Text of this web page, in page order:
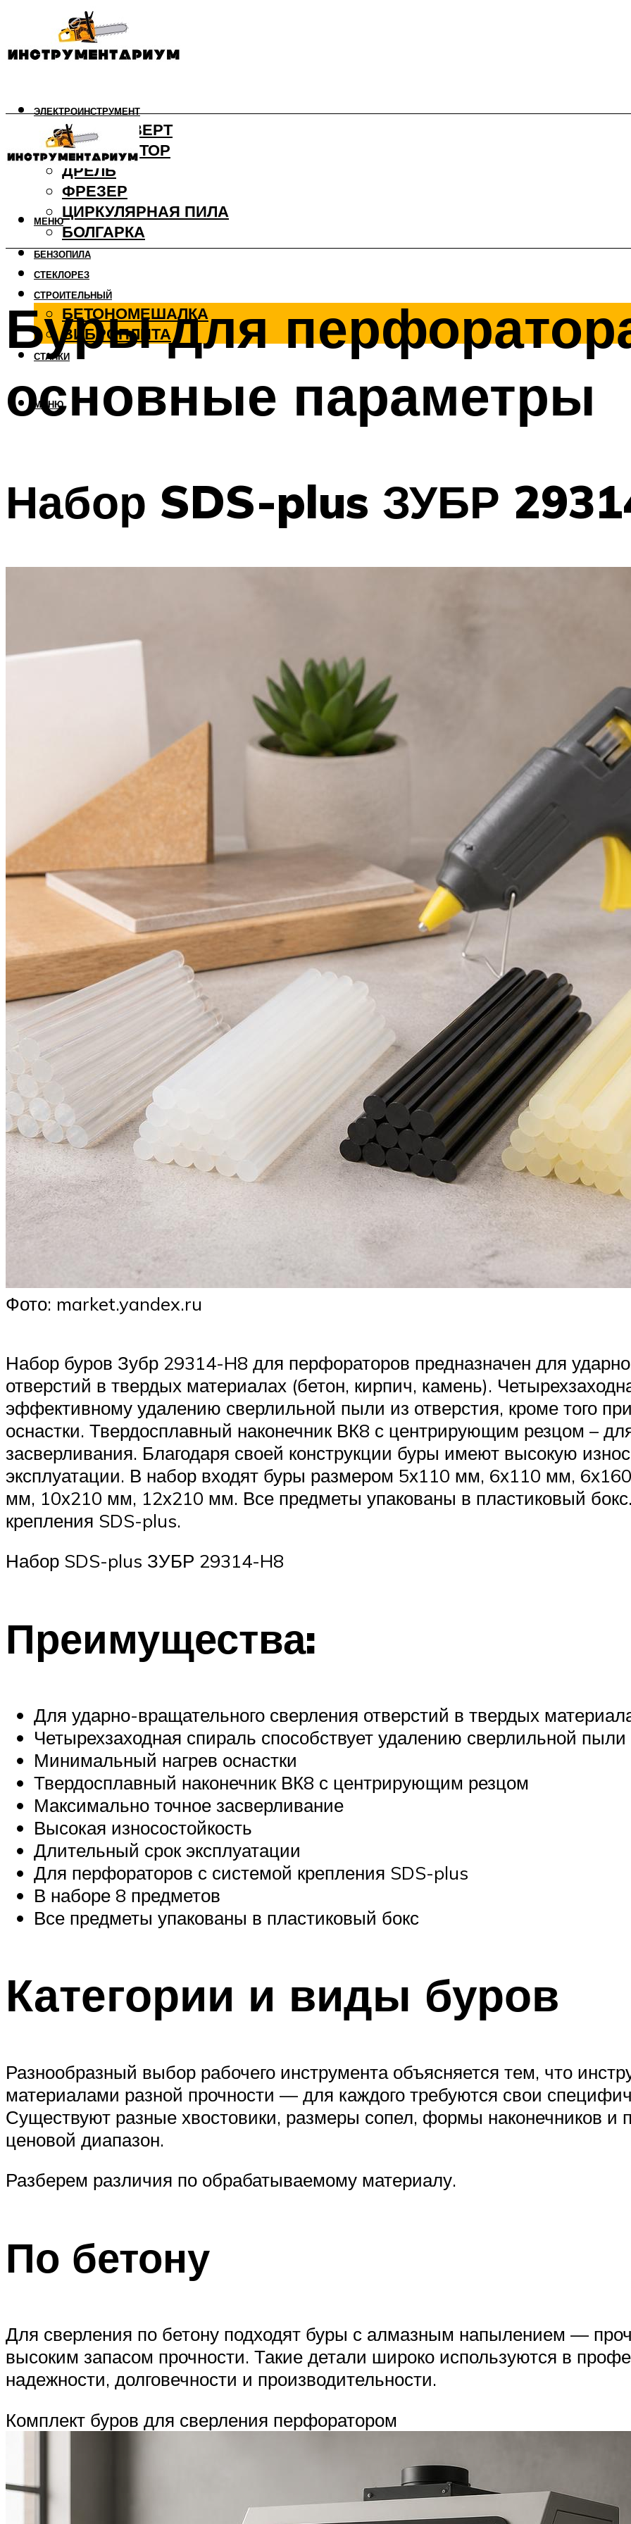
ЭЛЕКТРОИНСТРУМЕНТ
ШУРУПОВЕРТ
ПЕРФОРАТОР
ДРЕЛЬ
ФРЕЗЕР
ЦИРКУЛЯРНАЯ ПИЛА
БОЛГАРКА
БЕНЗОПИЛА
СТЕКЛОРЕЗ
СТРОИТЕЛЬНЫЙ
БЕТОНОМЕШАЛКА
ВИБРОПЛИТА
СТАНКИ
МЕНЮ
МЕНЮ
Буры для
основные параметры
Набор SDS-plus ЗУБР
Фото: market.yandex.ru
Набор буров Зубр 29314-H8 для перфораторов предназначен для
отверстий в твердых материалах (бетон, кирпич, камень).
эффективному удалению сверлильной пыли из отверстия, кроме того
оснастки. Твердосплавный наконечник ВК8 с центрирующим резцом –
засверливания. Благодаря своей конструкции буры имеют высокую
эксплуатации. В набор входят буры размером 5х110 мм, 6х110 мм,
мм, 10х210 мм, 12х210 мм. Все предметы упакованы в пластиковый
крепления SDS-plus.
Набор SDS-plus ЗУБР 29314-H8
Преимущества:
Для ударно-вращательного сверления отверстий в твердых
Четырехзаходная спираль способствует удалению сверлильной пыли
Минимальный нагрев оснастки
Твердосплавный наконечник ВК8 с центрирующим резцом
Максимально точное засверливание
Высокая износостойкость
Длительный срок эксплуатации
Для перфораторов с системой крепления SDS-plus
В наборе 8 предметов
Все предметы упакованы в пластиковый бокс
Категории и виды буров
Разнообразный выбор рабочего инструмента объясняется тем, что
материалами разной прочности — для каждого требуются свои
Существуют разные хвостовики, размеры сопел, формы наконечников
ценовой диапазон.
Разберем различия по обрабатываемому материалу.
По бетону
Для сверления по бетону подходят буры с алмазным напылением —
высоким запасом прочности. Такие детали широко используются в
надежности, долговечности и производительности.
Комплект буров для сверления перфоратором